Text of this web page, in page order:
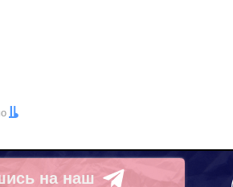
на наш